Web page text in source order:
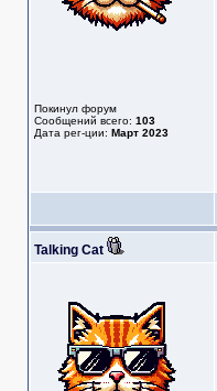
Покинул форум
Сообщений всего: 103
Дата рег-ции: Март 2023
Talking Cat